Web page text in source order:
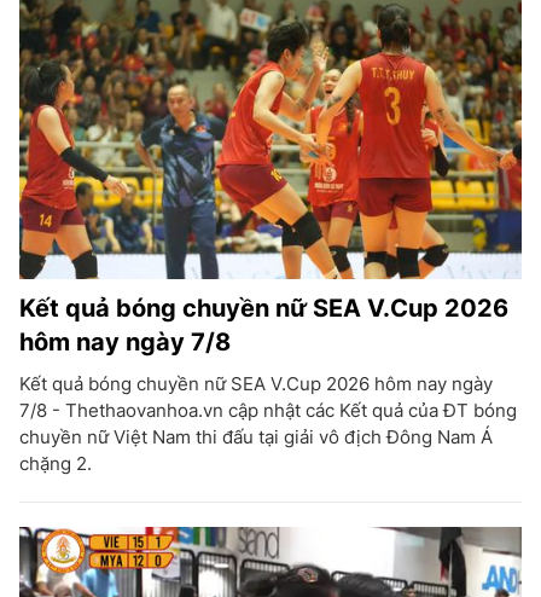
Kết quả bóng chuyền nữ SEA V.Cup 2026
hôm nay ngày 7/8
Kết quả bóng chuyền nữ SEA V.Cup 2026 hôm nay ngày
7/8 - Thethaovanhoa.vn cập nhật các Kết quả của ĐT bóng
chuyền nữ Việt Nam thi đấu tại giải vô địch Đông Nam Á
chặng 2.